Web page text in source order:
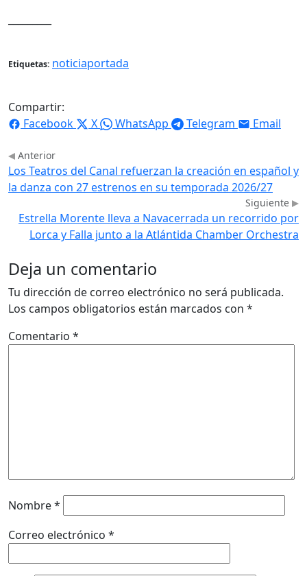
Etiquetas: noticiaportada
Compartir:
Facebook
X WhatsApp Telegram Email
Anterior
Los Teatros del Canal refuerzan la creación en español y
la danza con 27 estrenos en su temporada 2026/27
Siguiente
Estrella Morente lleva a Navacerrada un recorrido por
Lorca y Falla junto a la Atlántida Chamber Orchestra
Deja un comentario
Tu dirección de correo electrónico no será publicada.
Los campos obligatorios están marcados con *
Comentario *
Nombre*
Correo electrónico *